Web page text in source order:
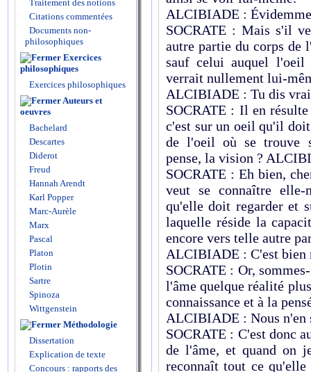
Traitement des notions
Citations commentées
Documents non-
philosophiques
Exercices
philosophiques
Exercices philosophiques
Auteurs et
oeuvres
Bachelard
Descartes
Diderot
Freud
Hannah Arendt
Karl Popper
Marc-Aurèle
Marx
Pascal
Platon
Plotin
Sartre
Spinoza
Wittgenstein
Méthodologie
Dissertation
Explication de texte
Concours : rapports des
ALCIBIADE :
SOCRATE : Mais s'il
autre partie du corps de
sauf celui auquel l'oeil
verrait nullement lui-
ALCIBIADE : Tu dis
SOCRATE : Il en
c'est sur un oeil qu'il
de l'oeil où se trouve
pense, la vision ?
SOCRATE : Eh bien,
veut se connaître elle-
qu'elle doit regarder et
laquelle réside la
encore vers telle autre
ALCIBIADE : C'est bien
SOCRATE : Or,
l'âme quelque réalité
connaissance et à la
ALCIBIADE : Nous n'en
SOCRATE : C'est donc
de l'âme, et quand on
reconnaît tout ce